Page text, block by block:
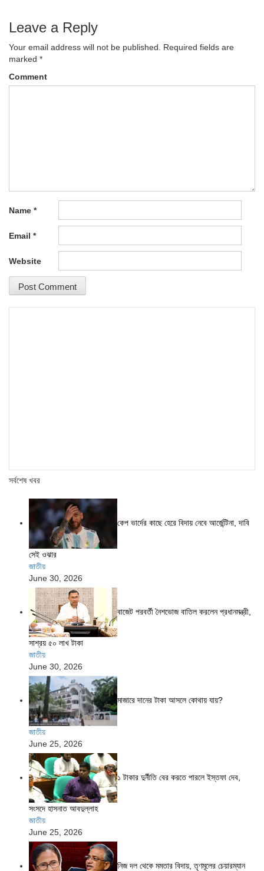
Leave a Reply
Your email address will not be published.
Required fields are
marked *
Comment
Name *
Email *
Website
সর্বশেষ খবর
কেপ ভার্দের কাছে হেরে বিদায় নেবে আর্জেন্টিনা, দাবি
সেই ওঝার
জাতীয়
June 30, 2026
বাজেট পরবর্তী নৈশভোজ বাতিল করলেন প্রধানমন্ত্রী,
সাশ্রয় ৫০ লাখ টাকা
জাতীয়
June 30, 2026
মাজারে দানের টাকা আসলে কোথায় যায়?
জাতীয়
June 25, 2026
১ টাকার দুর্নীতি বের করতে পারলে ইস্তফা দেব,
সংসদে হাসনাত আবদুল্লাহ
জাতীয়
June 25, 2026
নিজ দল থেকে মমতার বিদায়, তৃণমূলের চেয়ারম্যান